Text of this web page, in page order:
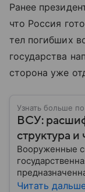
Ранее
что Россия
тел погибших
государства
сторона уже
Узнать больше
ВСУ:
структура
Вооруженные
военным
Читать